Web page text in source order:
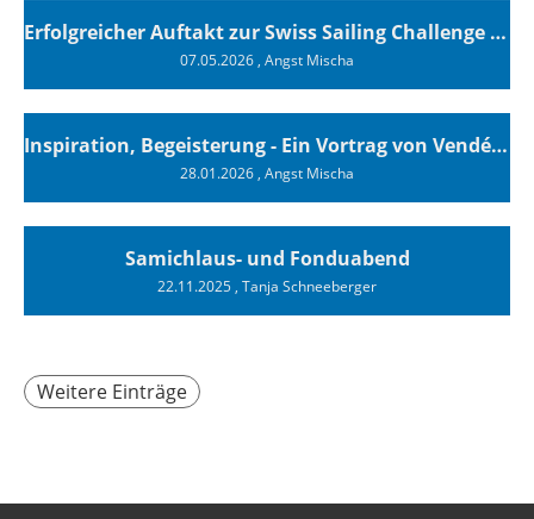
Erfolgreicher Auftakt zur Swiss Sailing Challenge League 2026
07.05.2026, Angst Mischa
Inspiration, Begeisterung - Ein Vortrag von Vendée-Globe-Finisher Oliver Heer
28.01.2026, Angst Mischa
Samichlaus- und Fonduabend
22.11.2025, Tanja Schneeberger
Weitere Einträge